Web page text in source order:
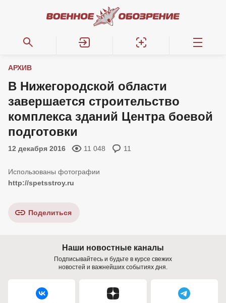
АРХИВ
В Нижегородской области
завершается строительство
комплекса зданий Центра боевой
подготовки
12 декабря 2016 11 048 11
http://spetsstroy.ru
Поделиться
Наши новостные каналы
Подписывайтесь и будьте в курсе свежих
новостей и важнейших событиях дня.